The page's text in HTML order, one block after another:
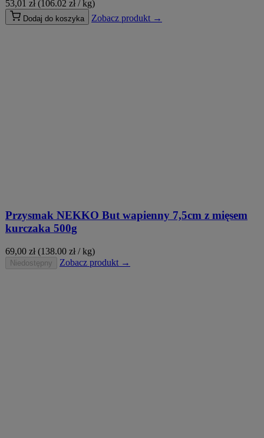
53,01 zł (106.02 zł / kg)
Dodaj do koszyka Zobacz produkt →
Przysmak NEKKO But wapienny 7,5cm z mięsem
kurczaka 500g
69,00 zł (138.00 zł / kg)
Niedostępny Zobacz produkt →